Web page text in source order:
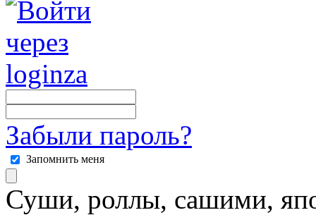
Забыли пароль?
Запомнить меня
Суши, роллы, сашими,